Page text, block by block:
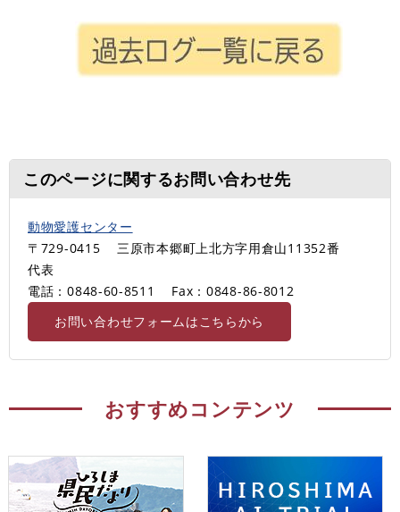
このページに関するお問い合わせ先
動物愛護センター
〒729-0415
三原市本郷町上北方字用倉山11352番
代表
電話：0848-60-8511
Fax：0848-86-8012
お問い合わせフォームはこちらから
おすすめコンテンツ